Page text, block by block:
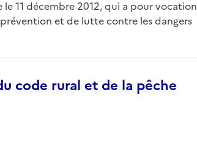
11 décembre 2012, qui a pour vocation
et de lutte contre les dangers
code rural et de la pêche